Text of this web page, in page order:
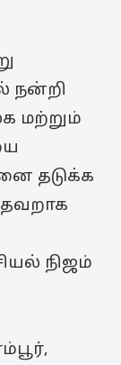
நன்றி
மற்றும்
தடுக்க
நிஜம்